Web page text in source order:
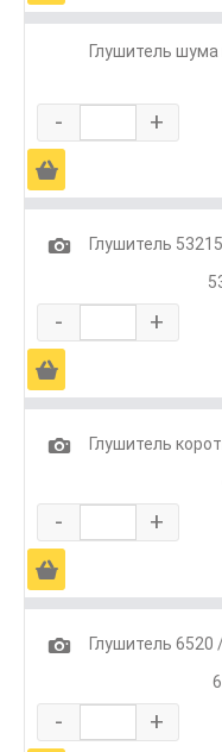
Глушитель
- +
Ä
1
Глушитель 53215
- +
Ä
1
Глушитель
- +
Ä
1
Глушитель
- +